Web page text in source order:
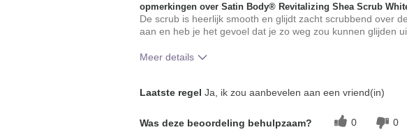
opmerkingen over Satin Body® Revitalizing Shea Scrub
De scrub is heerlijk smooth en glijdt zacht scrubbend over
aan en heb je het gevoel dat je zo weg zou kunnen glijden
Meer details
met dit product?
de huid
Laatste regel Ja, ik zou aanbevelen aan een vriend(in)
Was deze beoordeling behulpzaam? 0 0